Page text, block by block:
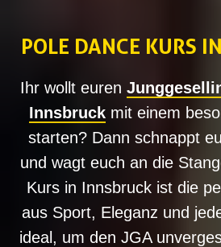
POLE DANCE KURS
Ihr wollt euren
Innsbruck mit einem
starten? Dann schnappt
und wagt euch an die
Kurs in Innsbruck ist die
aus Sport, Eleganz und
ideal, um den JGA